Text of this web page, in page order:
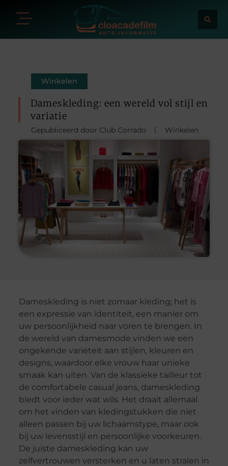
Winkelen
Dameskleding: een wereld vol stijl en
variatie
Gepubliceerd door Club Corrado Winkelen
Dameskleding is niet zomaar kleding; het is
een expressie van identiteit, een manier om
uw persoonlijkheid naar voren te brengen. In
de wereld van damesmode vinden we een
ongekende variëteit aan stijlen, kleuren en
designs, waardoor elke vrouw haar unieke
smaak kan uiten. Van de klassieke tailleur tot
de comfortabele casual jeans, dameskleding
biedt voor ieder wat wils. Het draait allemaal
om het vinden van kledingstukken die niet
alleen passen bij uw lichaamstype, maar ook
bij uw levensstijl en persoonlijke voorkeuren.
De juiste dameskleding kan uw
zelfvertrouwen versterken en u laten stralen in